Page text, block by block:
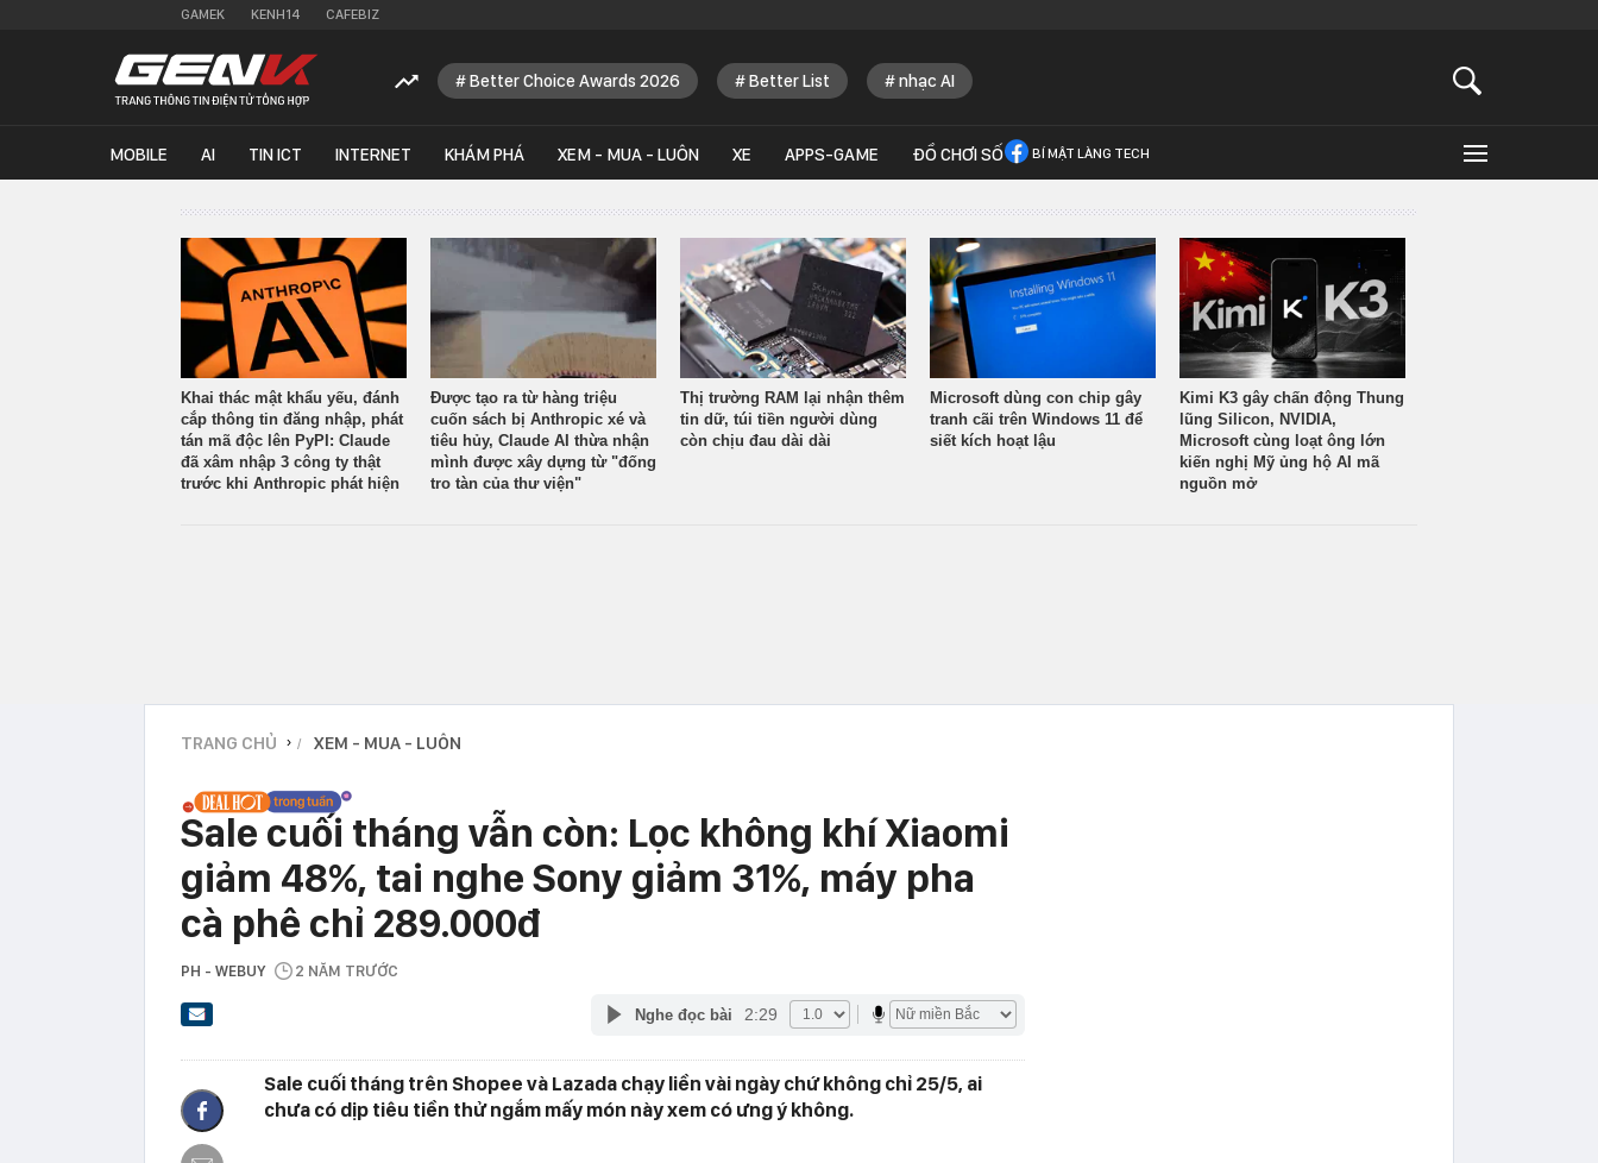
GAMEK KENH14 CAFEBIZ
Better Choice Awards 2026 Better List nhạc AI
MOBILE AI TIN ICT INTERNET KHÁM PHÁ XEM - MUA - LUÔN XE APPS-GAME ĐỒ CHƠI SỐ BÍ MẬT LÀNG TECH
Khai thác mật khẩu yếu, đánh
cắp thông tin đăng nhập, phát
tán mã độc lên PyPI: Claude
đã xâm nhập 3 công ty thật
trước khi Anthropic phát hiện
Được tạo ra từ hàng triệu
cuốn sách bị Anthropic xé và
tiêu hủy, Claude AI thừa nhận
mình được xây dựng từ "đống
tro tàn của thư viện"
Thị trường RAM lại nhận thêm
tin dữ, túi tiền người dùng
còn chịu đau dài dài
Microsoft dùng con chip gây
tranh cãi trên Windows 11 để
siết kích hoạt lậu
Kimi K3 gây chấn động Thung
lũng Silicon, NVIDIA,
Microsoft cùng loạt ông lớn
kiến nghị Mỹ ủng hộ AI mã
nguồn mở
TRANG CHỦ › XEM - MUA - LUÔN
Sale cuối tháng vẫn còn: Lọc không khí Xiaomi
giảm 48%, tai nghe Sony giảm 31%, máy pha
cà phê chỉ 289.000đ
PH - WEBUY 2 NĂM TRƯỚC
Nghe đọc bài 2:29
Sale cuối tháng trên Shopee và Lazada chạy liền vài ngày chứ không chỉ 25/5, ai
chưa có dịp tiêu tiền thử ngắm mấy món này xem có ưng ý không.